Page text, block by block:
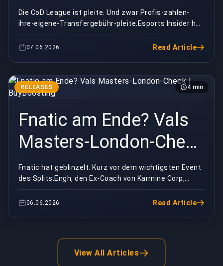
BuyBoosting
Die CoD League ist pleite. Und zwar Profis-zahlen-
ihre-eigene-Transfergebühr-pleite.Esports Insider hat
gerade einen Bericht rausgehauen, der jeden Ki...
07.06.2026 Read Article
RELEASES 4 min
Fnatic am Ende? Vals
Masters-London-Check
| BuyBoosting
Fnatic hat geblinzelt. Kurz vor dem wichtigsten Event
des Splits.Engh, den Ex-Coach von Karmine Corp,
wenige Wochen vor Masters London zu holen, ist e...
06.06.2026 Read Article
View All Articles